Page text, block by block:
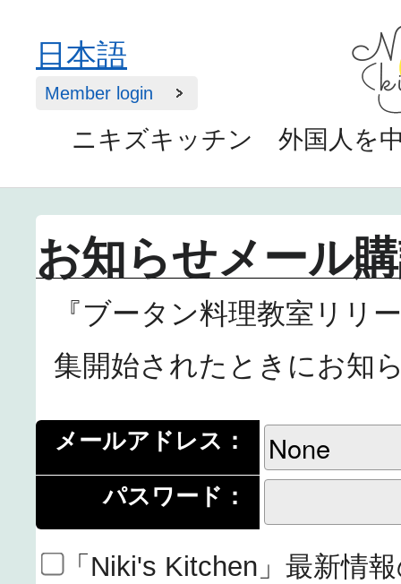
ニキズキッチン 外国人を
日本語
Member login
お知らせメール
『ブータン料理教室リリ
集開始されたときにお知
メールアドレス：
パスワード：
「Niki's Kitchen」最新情